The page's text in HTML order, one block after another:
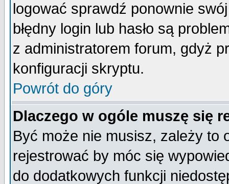
logować sprawdź ponownie
błędny login lub hasło są
z administratorem forum, gdyż
konfiguracji skryptu.
Powrót do góry
Dlaczego w ogóle muszę się
Być może nie musisz, zależy to
rejestrować by móc się
do dodatkowych funkcji